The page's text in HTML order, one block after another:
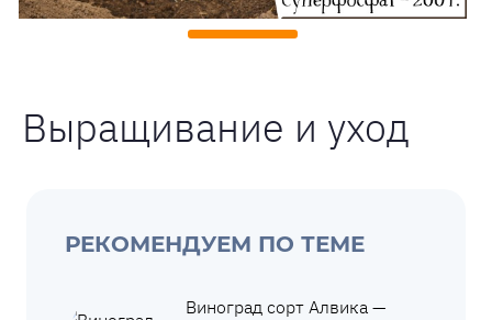
Выращивание и уход
РЕКОМЕНДУЕМ ПО ТЕМЕ
Виноград сорт Алвика —